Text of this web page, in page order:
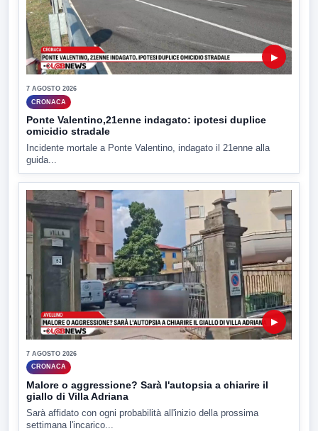
▶
7 AGOSTO 2026
CRONACA
Ponte Valentino,21enne indagato: ipotesi duplice
omicidio stradale
Incidente mortale a Ponte Valentino, indagato il 21enne alla
guida...
▶
7 AGOSTO 2026
CRONACA
Malore o aggressione? Sarà l'autopsia a chiarire il
giallo di Villa Adriana
Sarà affidato con ogni probabilità all'inizio della prossima
settimana l'incarico...